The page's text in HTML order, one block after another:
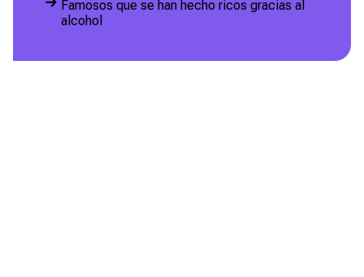
Famosos que se han hecho ricos gracias al
alcohol